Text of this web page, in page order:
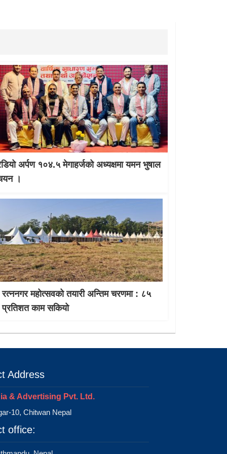
अर्पण १०४.५ मेगाहर्जको अध्यक्षमा यमन भुषाल
।
रत्ननगर महोत्सवको तयारी अन्तिम चरणमा : ८५
प्रतिशत काम सकियो
Address
& Advertising Pvt. Ltd.
10, Chitwan Nepal
office: